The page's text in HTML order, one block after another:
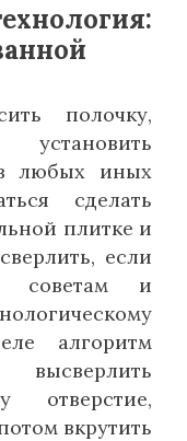
полочку,
любых иных
сделать
плитке и
если
советам и
алгоритм
отверстие,
вкрутить